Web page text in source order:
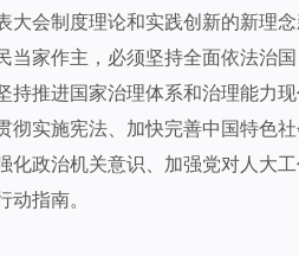
大会制度理论和实践创新的新理
当家作主，必须坚持全面依法治
持推进国家治理体系和治理能力
彻实施宪法、加快完善中国特色
化政治机关意识、加强党对人大
指南。